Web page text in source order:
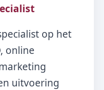
op het
online
uitvoering